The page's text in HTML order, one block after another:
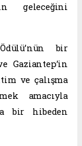
geleceğini
bir
Gaziantep’in
ve çalışma
amacıyla
bir hibeden